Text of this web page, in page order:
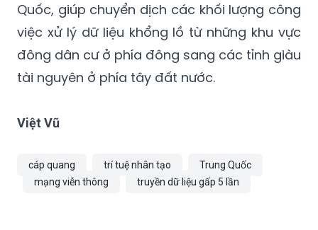
Quốc, giúp chuyển dịch các khối lượng công
việc xử lý dữ liệu khổng lồ từ những khu vực
đông dân cư ở phía đông sang các tỉnh giàu
tài nguyên ở phía tây đất nước.
Việt Vũ
cáp quang trí tuệ nhân tạo
Trung Quốc
mạng viễn thông
truyền dữ liệu gấp 5 lần